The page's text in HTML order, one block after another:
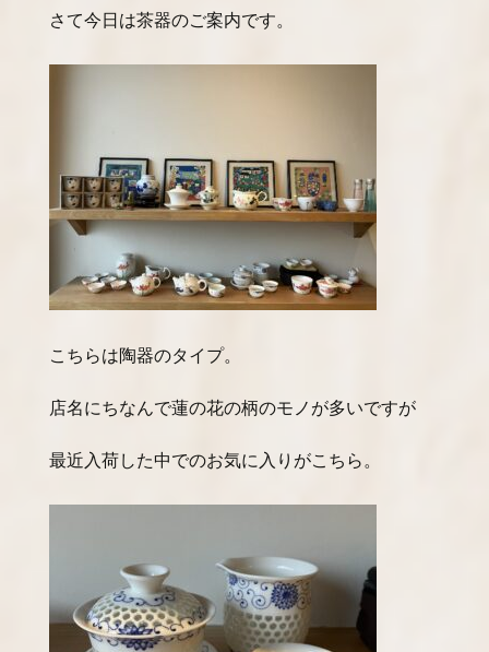
さて今日は茶器のご案内です。
こちらは陶器のタイプ。
店名にちなんで蓮の花の柄のモノが多いですが
最近入荷した中でのお気に入りがこちら。